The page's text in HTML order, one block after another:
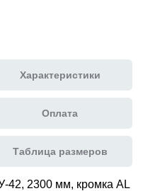
Характеристики
Оплата
Таблица размеров
42, 2300 мм, кромка AL